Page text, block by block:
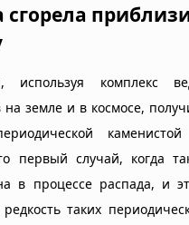
сгорела
используя комплекс
на земле и в космосе,
первый случай, когда
в процессе распада, и
таких